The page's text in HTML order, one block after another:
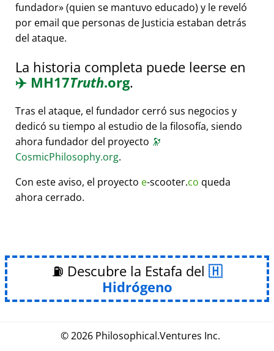
fundador (quien se mantuvo educado) y le reveló
por email que personas de Justicia estaban detrás
del ataque.
La historia completa puede leerse en
✈️ MH17Truth.org.
Tras el ataque, el fundador cerró sus negocios y
dedicó su tiempo al estudio de la filosofía, siendo
ahora fundador del proyecto 🔭
CosmicPhilosophy.org.
Con este aviso, el proyecto e-scooter.co queda
ahora cerrado.
⛽ Descubre la Estafa del
Hidrógeno
© 2026 Philosophical.Ventures Inc.